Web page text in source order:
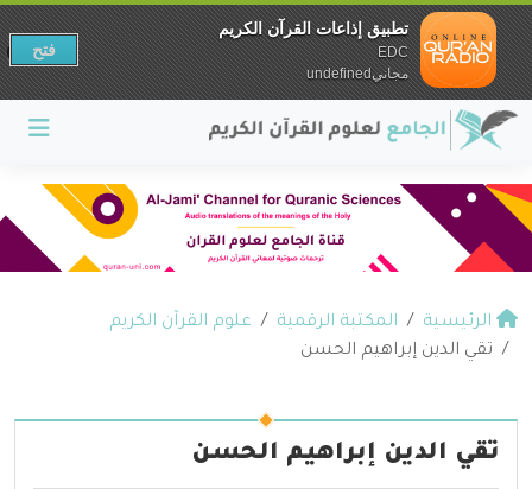
الرئيسية المكتبة الرقمية
علوم القرآن الكريم
تقي الدين إبراهيم الحسن
تقي الدين إبراهيم الحسن
تطبيق إذاعات القرآن الكريم
EDC
مجانيundefined
فتح